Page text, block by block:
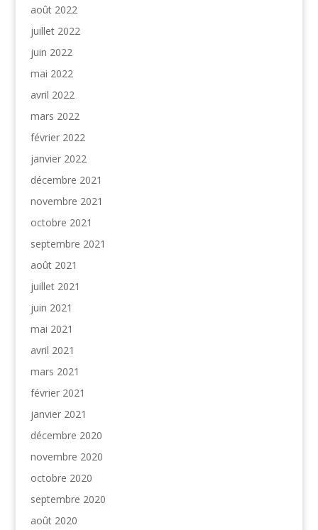
août 2022
juillet 2022
juin 2022
mai 2022
avril 2022
mars 2022
février 2022
janvier 2022
décembre 2021
novembre 2021
octobre 2021
septembre 2021
août 2021
juillet 2021
juin 2021
mai 2021
avril 2021
mars 2021
février 2021
janvier 2021
décembre 2020
novembre 2020
octobre 2020
septembre 2020
août 2020